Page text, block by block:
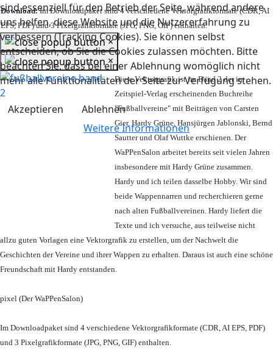
sind essenziell für den Betrieb der Seite, während andere
uns helfen, diese Website und die Nutzererfahrung zu
verbessern (Tracking Cookies). Sie können selbst
entscheiden, ob Sie die Cookies zulassen möchten. Bitte
beachten Sie, dass bei einer Ablehnung womöglich nicht
mehr alle Funktionalitäten der Seite zur Verfügung stehen.
Akzeptieren
Ablehnen
Weitere Informationen
Download:Im Downloadpaket sind 4 verschiedene Vektorgrafikformate (CDR, AI
EPS, PDF) und 3 Pixelgrafikformate (JPG, PNG, GIF) enthalten.
×
×
Diese Vektorgrafik ist im Band 2 der im
Zeitspiel-Verlag erscheinenden Buchreihe
"Fußballvereine" mit Beiträgen von Carsten
Gier, Hardy Grüne, Hansjürgen Jablonski, Bernd
Sautter und Olaf Wuttke erschienen. Der
WaPPenSalon arbeitet bereits seit vielen Jahren
insbesondere mit Hardy Grüne zusammen.
Hardy und ich teilen dasselbe Hobby. Wir sind
beide Wappennarren und recherchieren gerne
nach alten Fußballvereinen. Hardy liefert die
Texte und ich versuche, aus teilweise nicht
allzu guten Vorlagen eine Vektorgrafik zu erstellen, um der Nachwelt die
Geschichten der Vereine und ihrer Wappen zu erhalten. Daraus ist auch eine schöne
Freundschaft mit Hardy entstanden.
pixel (Der WaPPenSalon)
Im Downloadpaket sind 4 verschiedene Vektorgrafikformate (CDR, AI EPS, PDF)
und 3 Pixelgrafikformate (JPG, PNG, GIF) enthalten.